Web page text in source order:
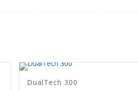
DualTech 300